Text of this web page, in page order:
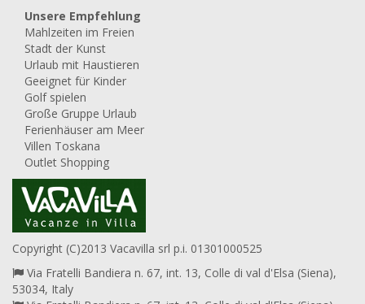
Unsere Empfehlung
Mahlzeiten im Freien
Stadt der Kunst
Urlaub mit Haustieren
Geeignet für Kinder
Golf spielen
Große Gruppe Urlaub
Ferienhäuser am Meer
Villen Toskana
Outlet Shopping
Copyright (C)2013 Vacavilla srl p.i. 01301000525
Via Fratelli Bandiera n. 67, int. 13, Colle di val d'Elsa (Siena),
53034, Italy